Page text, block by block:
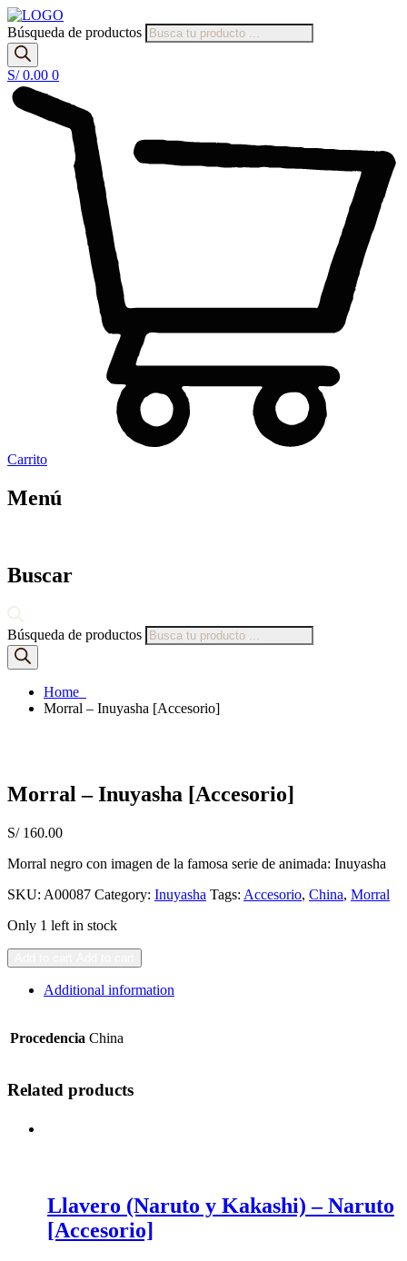
Búsqueda de productos
S/0.00 0
Carrito
Menú
Buscar
Búsqueda de productos
Home
Morral – Inuyasha [Accesorio]
Morral – Inuyasha [Accesorio]
S/160.00
Morral negro con imagen de la famosa serie de animada: Inuyasha
SKU: A00087 Category: Inuyasha Tags: Accesorio, China, Morral
Only 1 left in stock
Additional information
Procedencia China
Related products
Llavero (Naruto y Kakashi) – Naruto
[Accesorio]